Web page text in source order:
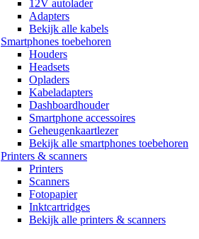
12V autolader
Adapters
Bekijk alle kabels
Smartphones toebehoren
Houders
Headsets
Opladers
Kabeladapters
Dashboardhouder
Smartphone accessoires
Geheugenkaartlezer
Bekijk alle smartphones toebehoren
Printers & scanners
Printers
Scanners
Fotopapier
Inktcartridges
Bekijk alle printers & scanners